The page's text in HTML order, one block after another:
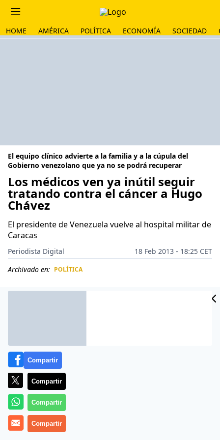
HOME AMÉRICA POLÍTICA ECONOMÍA SOCIEDAD
El equipo clínico advierte a la familia y a la cúpula del
Gobierno venezolano que ya no se podrá recuperar
Los médicos ven ya inútil seguir
tratando contra el cáncer a Hugo
Chávez
El presidente de Venezuela vuelve al hospital militar de
Caracas
Periodista Digital
18 Feb 2013 - 18:25 CET
Archivado en: POLÍTICA
Hugo Chávez fue trasladado la madrugada de este
Compartir
Compartir
Compartir
Compartir